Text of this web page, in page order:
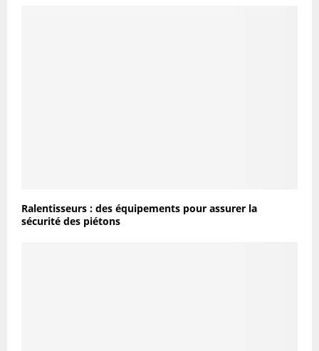
Ralentisseurs : des équipements pour assurer la
sécurité des piétons